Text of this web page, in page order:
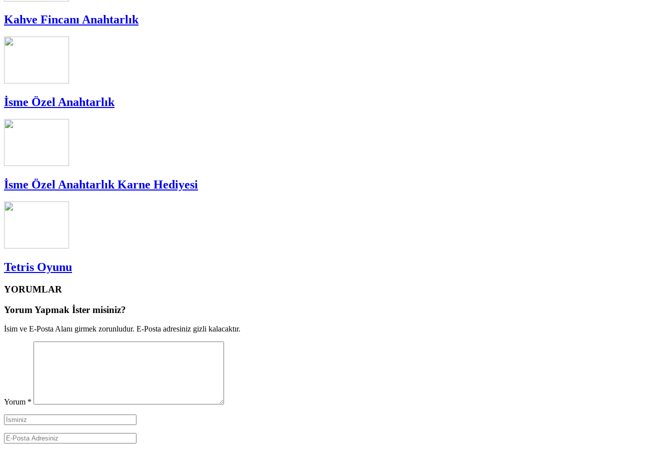
Kahve Fincanı Anahtarlık
İsme Özel Anahtarlık
İsme Özel Anahtarlık Karne Hediyesi
Tetris Oyunu
YORUMLAR
Yorum Yapmak İster misiniz?
İsim ve E-Posta Alanı girmek zorunludur. E-Posta adresiniz gizli kalacaktır.
Yorum *